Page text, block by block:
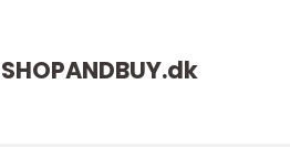
SHOPANDBUY.dk